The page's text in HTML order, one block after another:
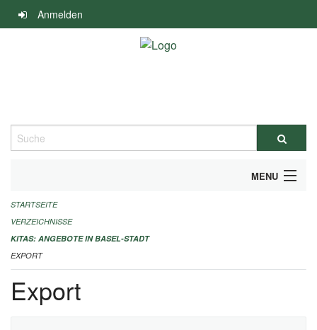
Navigation
überspringen
Anmelden
Suche
MENU
ALLGEMEINE INFORMATIONEN
IMPRESSUM
STARTSEITE
VERZEICHNISSE
KITAS: ANGEBOTE IN BASEL-STADT
EXPORT
Export